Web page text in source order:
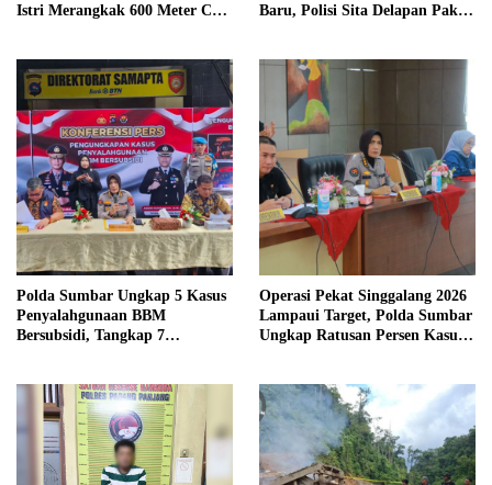
Istri Merangkak 600 Meter Cari
Baru, Polisi Sita Delapan Paket
Polda Sumbar Ungkap 5 Kasus
Penyalahgunaan BBM
Bersubsidi, Tangkap 7
Operasi Pekat Singgalang 2026
Lampaui Target, Polda Sumbar
Ungkap Ratusan Persen Kasus